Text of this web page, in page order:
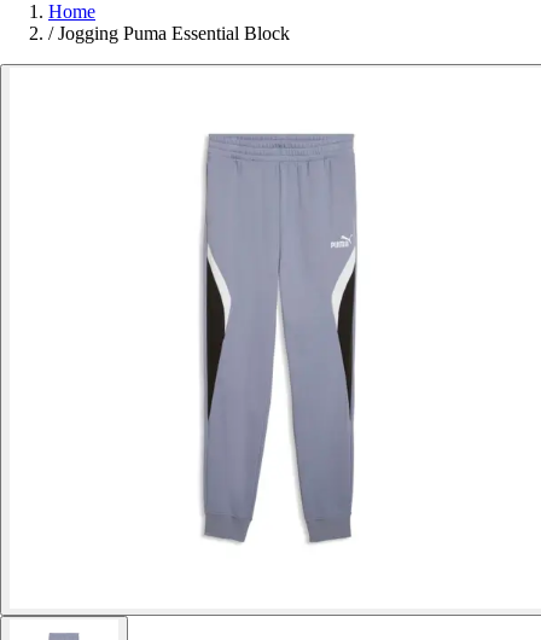
Home
/ Jogging Puma Essential Block